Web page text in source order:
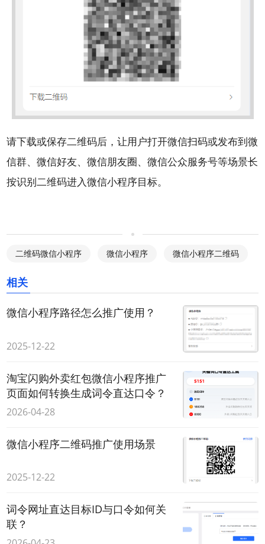
请下载或保存二维码后，让用户打开微信扫码或发布到微
信群、微信好友、微信朋友圈、微信公众服务号等场景长
按识别二维码进入微信小程序目标。
二维码微信小程序 微信小程序 微信小程序二维码
相关
微信小程序路径怎么推广使用？
2025-12-22
淘宝闪购外卖红包微信小程序推广
页面如何转换生成词令直达口令？
2026-04-28
微信小程序二维码推广使用场景
2025-12-22
词令网址直达目标ID与口令如何关
联？